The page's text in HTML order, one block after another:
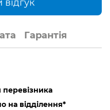
Гарантія
на відділення*